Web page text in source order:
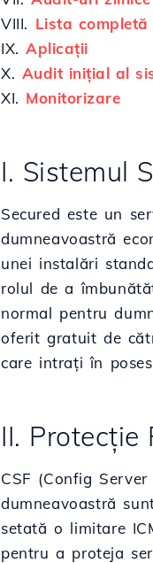
VIII. Lista completă
IX.Aplicații
X. Audit inițial al
XI. Monitorizare
I. Sistemul
Secured este un
dumneavoastră
unei instalări
rolul de a
normal pentru
oferit gratuit de
care intrați în
II. Protecție
CSF (Config
dumneavoastră
setată o limitare
pentru a proteja